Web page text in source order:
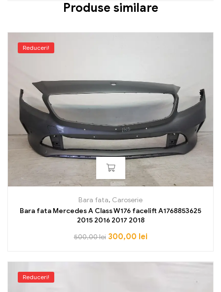
Produse similare
Reduceri!
Bara fata, Caroserie
Bara fata Mercedes A Class W176 facelift A1768853625
2015 2016 2017 2018
500,00lei 300,00 lei
Reduceri!